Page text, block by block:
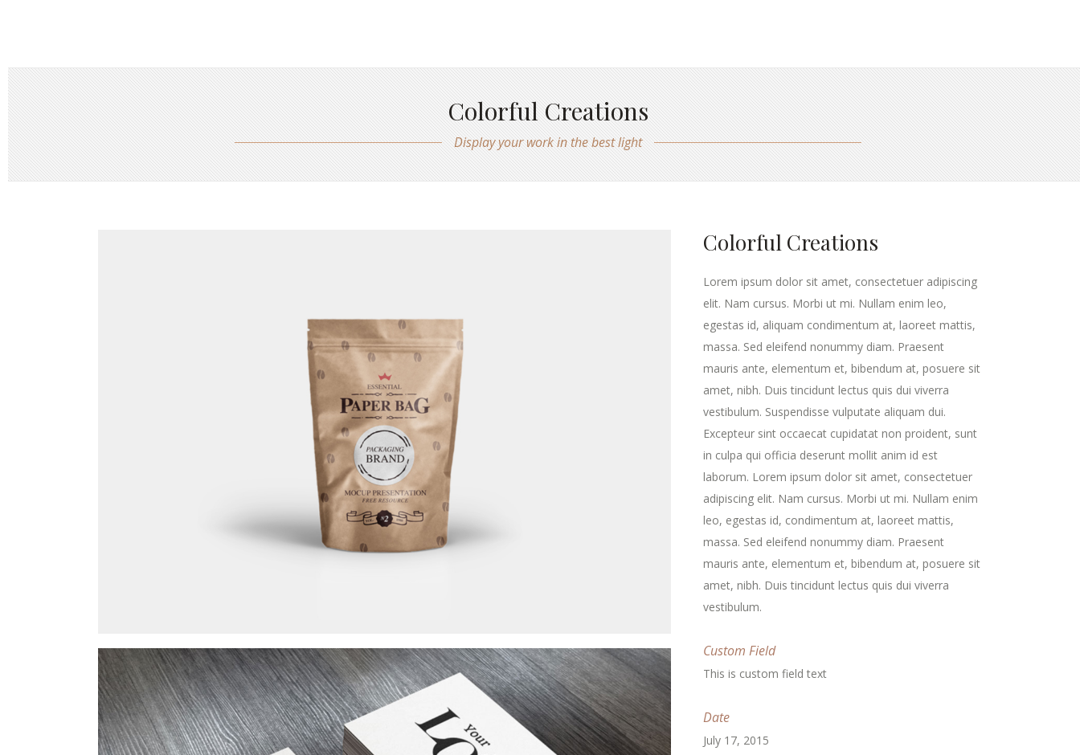
Colorful Creations
Display your work in the best light
Colorful Creations
Lorem ipsum dolor sit amet, consectetuer adipiscing
elit. Nam cursus. Morbi ut mi. Nullam enim leo,
egestas id, aliquam condimentum at, laoreet mattis,
massa. Sed eleifend nonummy diam. Praesent
mauris ante, elementum et, bibendum at, posuere sit
amet, nibh. Duis tincidunt lectus quis dui viverra
vestibulum. Suspendisse vulputate aliquam dui.
Excepteur sint occaecat cupidatat non proident, sunt
in culpa qui officia deserunt mollit anim id est
laborum. Lorem ipsum dolor sit amet, consectetuer
adipiscing elit. Nam cursus. Morbi ut mi. Nullam enim
leo, egestas id, condimentum at, laoreet mattis,
massa. Sed eleifend nonummy diam. Praesent
mauris ante, elementum et, bibendum at, posuere sit
amet, nibh. Duis tincidunt lectus quis dui viverra
vestibulum.
Custom Field
This is custom field text
Date
July 17, 2015